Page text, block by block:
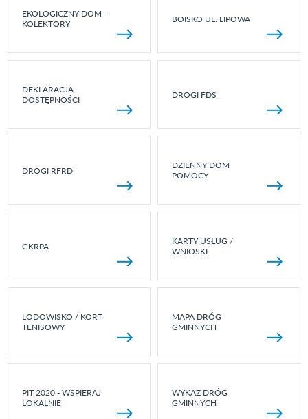
EKOLOGICZNY DOM -
KOLEKTORY
BOISKO UL. LIPOWA
DEKLARACJA
DOSTĘPNOŚCI
DROGI FDS
DROGI RFRD
DZIENNY DOM
POMOCY
GKRPA
KARTY USŁUG /
WNIOSKI
LODOWISKO / KORT
TENISOWY
MAPA DRÓG
GMINNYCH
PIT 2020 - WSPIERAJ
LOKALNIE
WYKAZ DRÓG
GMINNYCH